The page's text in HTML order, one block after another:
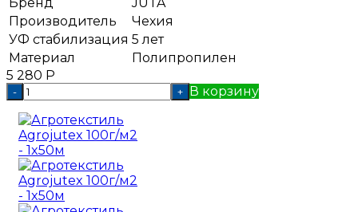
Производитель
Чехия
УФ стабилизация 5 лет
Материал
Полипропилен
5 280 Р
- + В корзину